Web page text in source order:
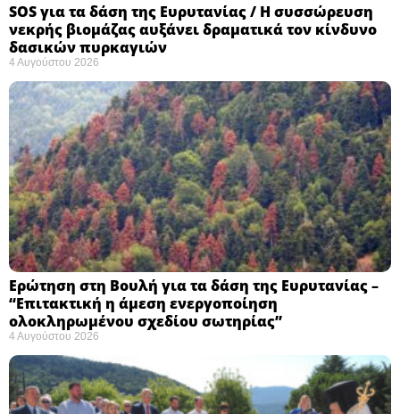
SOS για τα δάση της Ευρυτανίας / Η συσσώρευση
νεκρής βιομάζας αυξάνει δραματικά τον κίνδυνο
δασικών πυρκαγιών
4 Αυγούστου 2026
Ερώτηση στη Βουλή για τα δάση της Ευρυτανίας –
“Eπιτακτική η άμεση ενεργοποίηση
ολοκληρωμένου σχεδίου σωτηρίας”
4 Αυγούστου 2026